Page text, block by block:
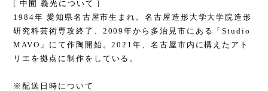
[ 中囿 義光について ]
1984年 愛知県名古屋市生まれ。名古屋造形大学大学院造形
研究科芸術専攻終了、2009年から多治見市にある「Studio
MAVO」にて作陶開始。2021年、名古屋市内に構えたアト
リエを拠点に制作をしている。
※配送日時について